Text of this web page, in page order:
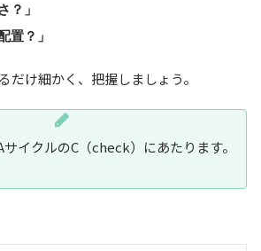
？」
置？」
だけ細かく、把握しましょう。
イクルのC（check）にあたります。